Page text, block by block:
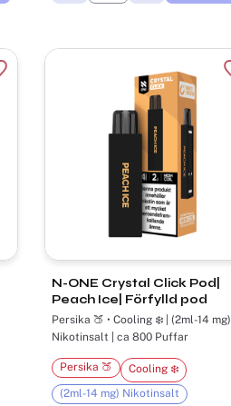
till i favoriter
N-ONE Crystal Click Pod|
Peach Ice| Förfylld pod
Persika 🍑 • Cooling ❄️ | (2ml-14 mg)
Nikotinsalt | ca 800 Puffar
Persika 🍑
Cooling ❄️
(2ml-14 mg) Nikotinsalt